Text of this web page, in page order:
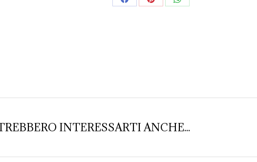
Share Share Share
INTERESSARTI ANCHE...